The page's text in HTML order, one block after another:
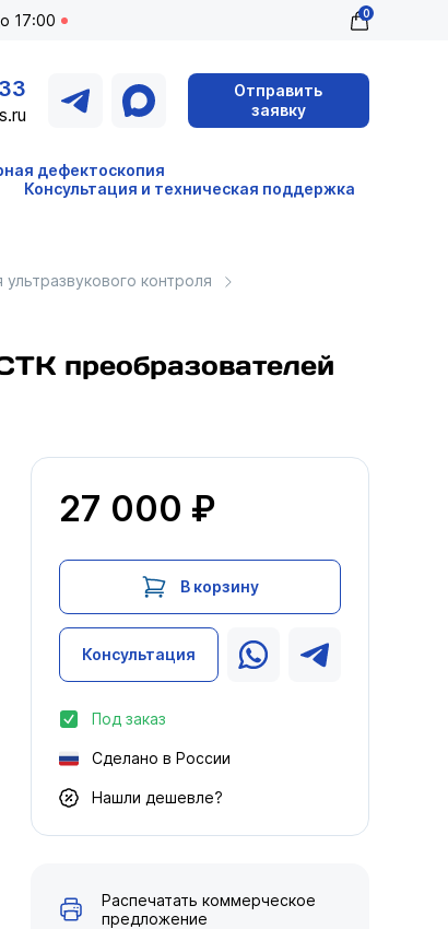
17:00 0
Отправить
заявку
дефектоскопия
Консультация и техническая поддержка
контроля
преобразователей
27 000 ₽
В корзину
Консультация
Под заказ
Сделано в России
Нашли дешевле?
Распечатать коммерческое
предложение